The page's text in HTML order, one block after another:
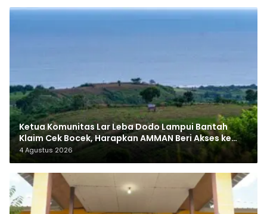
Ketua Komunitas Lar Leba Dodo Lampui Bantah
Klaim Cek Bocek, Harapkan AMMAN Beri Akses ke
Makam Leluhur
4 Agustus 2026